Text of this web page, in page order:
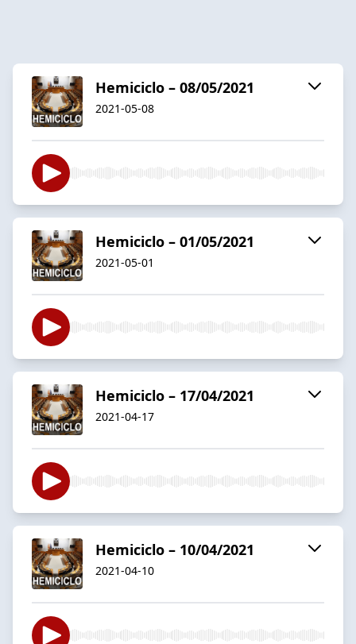
Hemiciclo – 08/05/2021
2021-05-08
Hemiciclo – 01/05/2021
2021-05-01
Hemiciclo – 17/04/2021
2021-04-17
Hemiciclo – 10/04/2021
2021-04-10